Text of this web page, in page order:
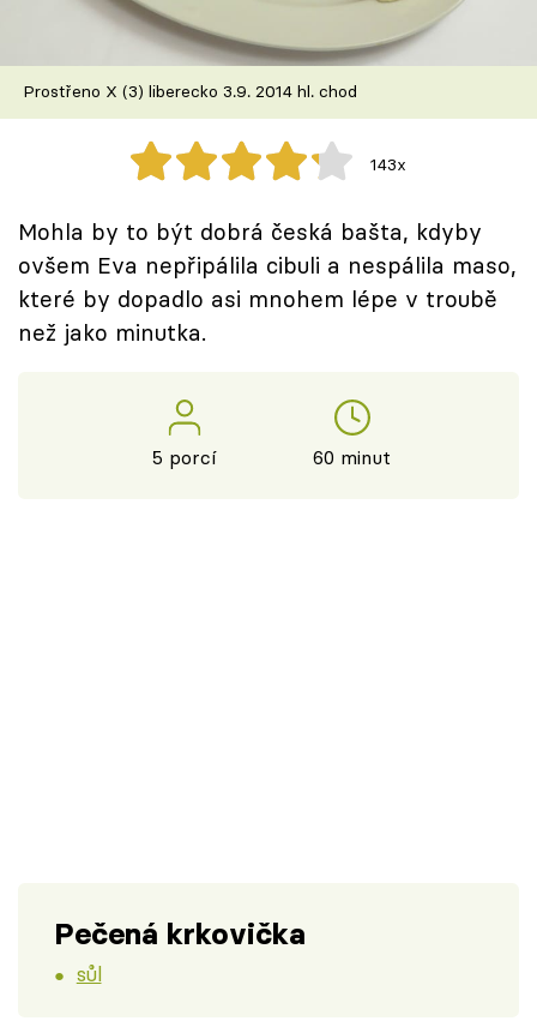
Škola vaření
Recepty z TV
Speciál: Cuketa
Sledujte prima+
Přihlášení
Prostřeno X (3) liberecko 3.9. 2014 hl. chod
143x
Mohla by to být dobrá česká bašta, kdyby
ovšem Eva nepřipálila cibuli a nespálila maso,
které by dopadlo asi mnohem lépe v troubě
než jako minutka.
5 porcí 60 minut
Pečená krkovička
sůl